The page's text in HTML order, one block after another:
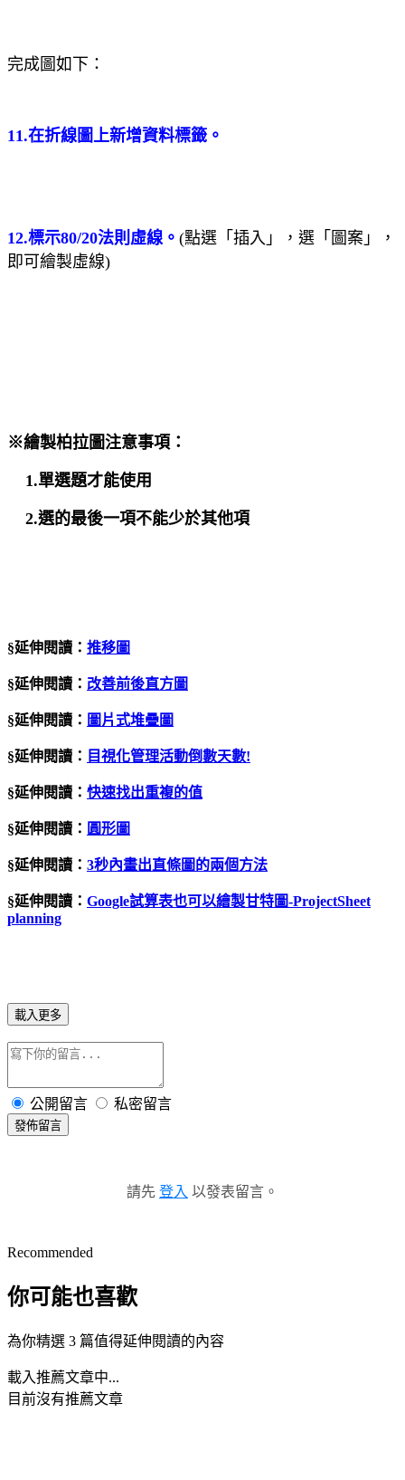
完成圖如下：
11.在折線圖上新增資料標籤。
12.標示80/20法則虛線。 (點選「插入 」，選「圖案」，
即可繪製虛線)
※繪製柏拉圖注意事項：
1.單選題才能使用
2.選的最後一項不能少於其他項
§延伸閱讀： 推移圖
§延伸閱讀： 改善前後直方圖
§延伸閱讀： 圖片式堆疊圖
§延伸閱讀： 目視化管理活動倒數天數!
§延伸閱讀： 快速找出重複的值
§延伸閱讀： 圓形圖
§延伸閱讀： 3秒內畫出直條圖的兩個方法
§延伸閱讀： Google試算表也可以繪製甘特圖-ProjectSheet
planning
載入更多
公開留言 私密留言
發佈留言
請先 登入 以發表留言。
Recommended
你可能也喜歡
為你精選 3 篇值得延伸閱讀的內容
載入推薦文章中...
目前沒有推薦文章